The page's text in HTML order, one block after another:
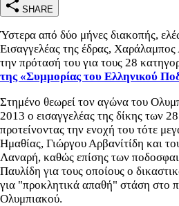
SHARE
Ύστερα από δύο μήνες διακοπής,
Εισαγγελέας της έδρας,
την πρότασή του για τους 28
της «Συμμορίας του Ελληνικού
Στημένο θεωρεί τον αγώνα του
2013 ο εισαγγελέας της δίκης των
προτείνοντας την ενοχή του τότε
Ημαθίας, Γιώργου Αρβανίτίδη και
Λαναρή, καθώς επίσης των
Παυλίδη για τους οποίους ο
για "προκλητικά απαθή" στάση στο
Ολυμπιακού.